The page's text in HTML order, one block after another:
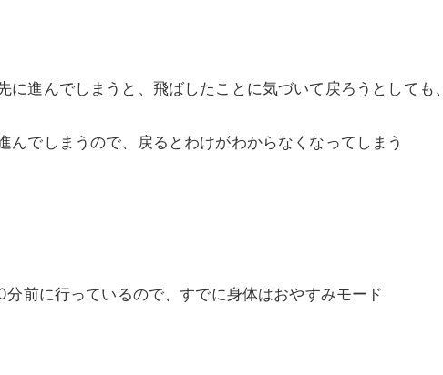
に進んでしまうと、飛ばしたことに気づいて戻ろうとしても、
んでしまうので、戻るとわけがわからなくなってしまう
前に行っているので、すでに身体はおやすみモード